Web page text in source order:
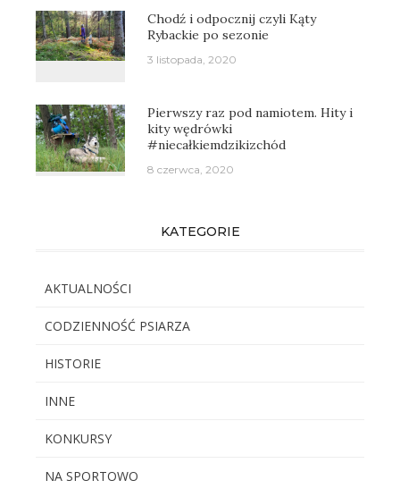
Chodź i odpocznij czyli Kąty
Rybackie po sezonie
3 listopada, 2020
Pierwszy raz pod namiotem. Hity i
kity wędrówki
#niecałkiemdzikizchód
8 czerwca, 2020
KATEGORIE
AKTUALNOŚCI
CODZIENNOŚĆ PSIARZA
HISTORIE
INNE
KONKURSY
NA SPORTOWO